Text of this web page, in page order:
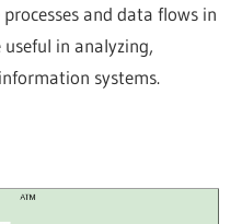
and data flows in
in analyzing,
systems.